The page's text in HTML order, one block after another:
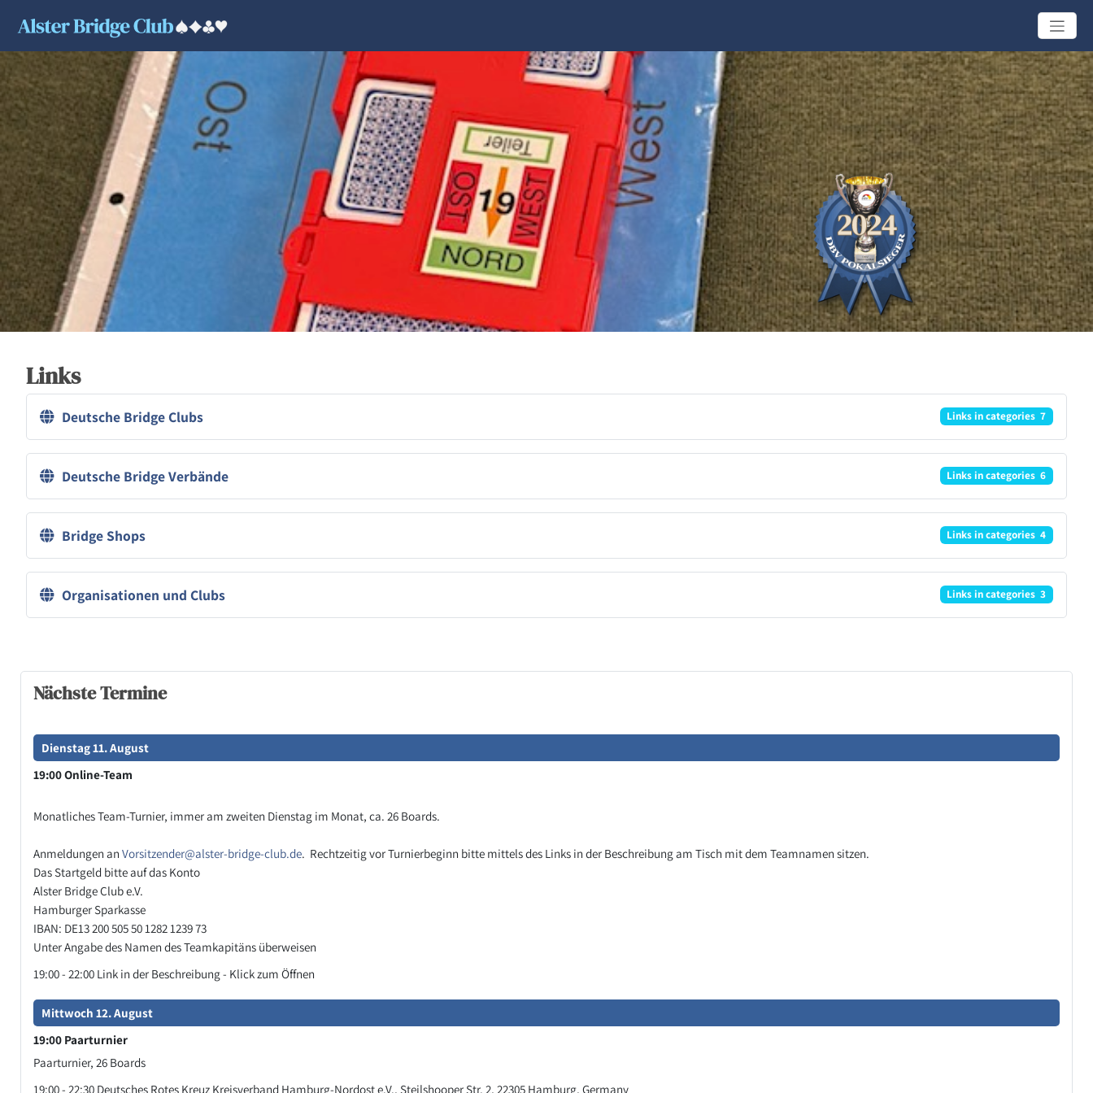
Links
Deutsche Bridge Clubs Links in categories 7
Deutsche Bridge Verbände Links in categories 6
Bridge Shops Links in categories 4
Organisationen und Clubs Links in categories 3
Nächste Termine
Dienstag 11. August
19:00 Online-Team
Monatliches Team-Turnier, immer am zweiten Dienstag im Monat, ca. 26 Boards.
Anmeldungen an Vorsitzender@alster-bridge-club.de. Rechtzeitig vor Turnierbeginn bitte mittels des Links in der Beschreibung am Tisch mit dem Teamnamen sitzen.
Das Startgeld bitte auf das Konto
Alster Bridge Club e.V.
Hamburger Sparkasse
IBAN: DE13 200 505 50 1282 1239 73
Unter Angabe des Namen des Teamkapitäns überweisen
19:00- 22:00 Link in der Beschreibung - Klick zum Öffnen
Mittwoch 12. August
19:00 Paarturnier
Paarturnier, 26 Boards
19:00- 22:30 Deutsches Rotes Kreuz Kreisverband Hamburg-Nordost e.V., Steilshooper Str. 2, 22305 Hamburg, Germany